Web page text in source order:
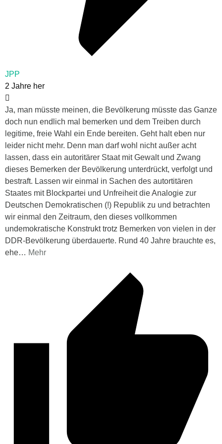
JPP
2 Jahre her
Ja, man müsste meinen, die Bevölkerung müsste das Ganze
doch nun endlich mal bemerken und dem Treiben durch
legitime, freie Wahl ein Ende bereiten. Geht halt eben nur
leider nicht mehr. Denn man darf wohl nicht außer acht
lassen, dass ein autoritärer Staat mit Gewalt und Zwang
dieses Bemerken der Bevölkerung unterdrückt, verfolgt und
bestraft. Lassen wir einmal in Sachen des autortitären
Staates mit Blockpartei und Unfreiheit die Analogie zur
Deutschen Demokratischen (!) Republik zu und betrachten
wir einmal den Zeitraum, den dieses vollkommen
undemokratische Konstrukt trotz Bemerken von vielen in der
DDR-Bevölkerung überdauerte. Rund 40 Jahre brauchte es,
ehe… Mehr